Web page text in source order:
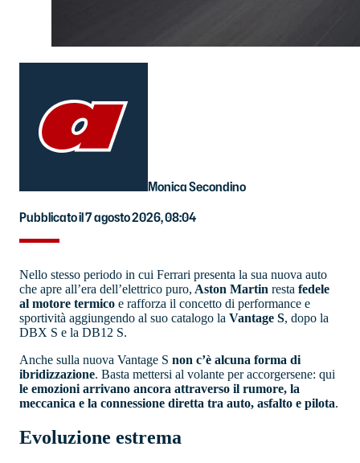
Monica Secondino
Pubblicato il 7 agosto 2026, 08:04
Nello stesso periodo in cui Ferrari presenta la sua nuova auto
che apre all’era dell’elettrico puro, Aston Martin resta fedele
al motore termico e rafforza il concetto di performance e
sportività aggiungendo al suo catalogo la Vantage S, dopo la
DBX S e la DB12 S.
Anche sulla nuova Vantage S non c’è alcuna forma di
ibridizzazione. Basta mettersi al volante per accorgersene: qui
le emozioni arrivano ancora attraverso il rumore, la
meccanica e la connessione diretta tra auto, asfalto e pilota.
Evoluzione estrema